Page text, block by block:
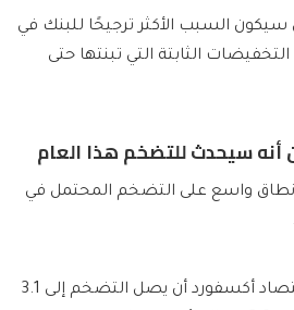
سيكون السبب الأكثر ترجيحًا للبنك في
الثابتة التي تبنتها حتى
أنه سيحدث للتضخم هذا العام
نطاق واسع على التضخم المحتمل في
يتوقع الاقتصاديون في اقتصاد أكسفورد أن يصل التضخم إلى 3.1